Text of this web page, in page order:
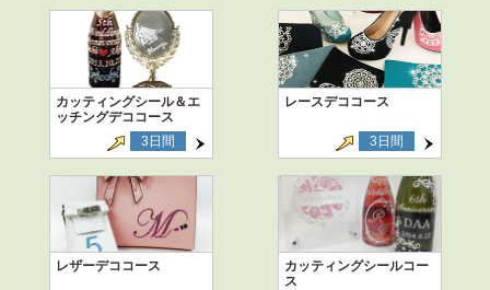
カッティングシール＆エ
ッチングデココース
3日間
レースデココース
3日間
レザーデココース
カッティングシールコー
ス